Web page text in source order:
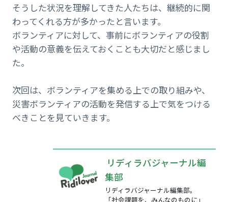
そうした状況を理解してきた人たちは、継続的に関
わってくれる方が多かったと言います。
ボランティアに対して、事前にボランティアの役割
や活動の意義を伝えておくことも大切だと感じまし
た。
次回は、ボランティアを集める上での取り組みや、
災害ボランティアの活動を発信する上で気をつける
べきことを見ていきます。
リディラバジャーナル編
集部
リディラバジャーナル編集部。
「社会課題を、みんなのものに」